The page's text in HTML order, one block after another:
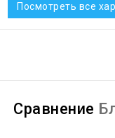
Посмотреть все
Сравнение